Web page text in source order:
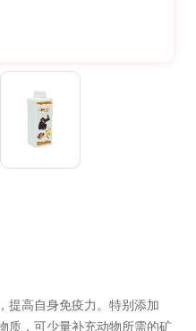
提高自身免疫力。特别添加
质，可少量补充动物所需的矿